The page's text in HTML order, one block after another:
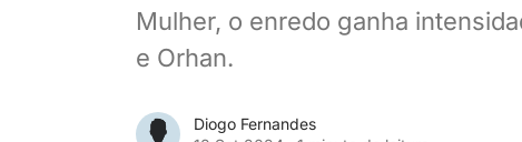
Mulher, o enredo ganha
e Orhan.
Diogo Fernandes